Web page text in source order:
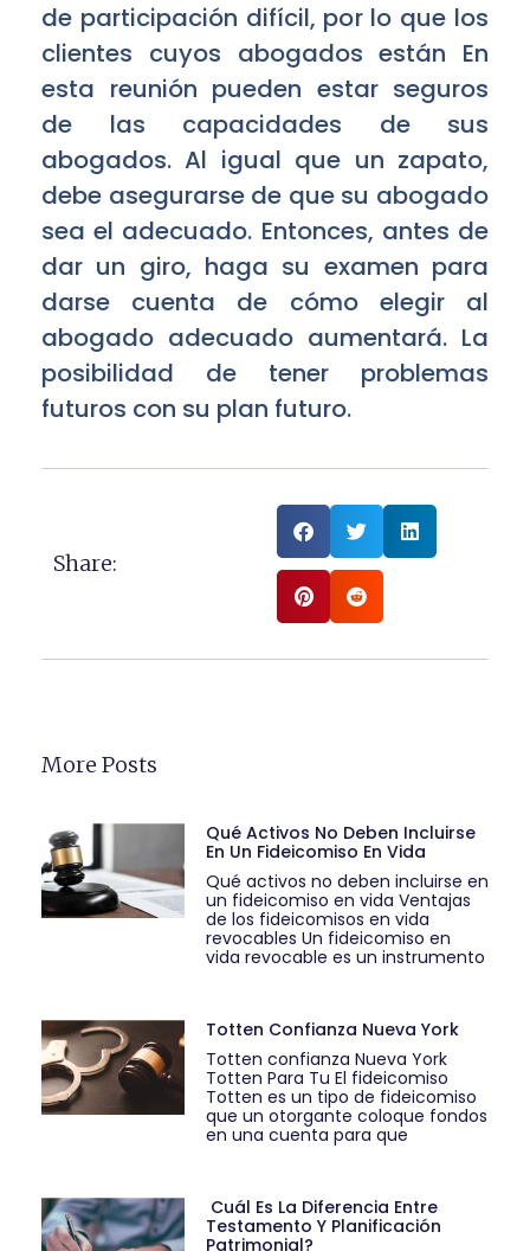
de participación difícil, por lo que los
clientes cuyos abogados están En
esta reunión pueden estar seguros
de las capacidades de sus
abogados. Al igual que un zapato,
debe asegurarse de que su abogado
sea el adecuado. Entonces, antes de
dar un giro, haga su examen para
darse cuenta de cómo elegir al
abogado adecuado aumentará. La
posibilidad de tener problemas
futuros con su plan futuro.
Share:
More Posts
Qué Activos No Deben Incluirse
En Un Fideicomiso En Vida
Qué activos no deben incluirse en
un fideicomiso en vida Ventajas
de los fideicomisos en vida
revocables Un fideicomiso en
vida revocable es un instrumento
Totten Confianza Nueva York
Totten confianza Nueva York
Totten Para Tu El fideicomiso
Totten es un tipo de fideicomiso
que un otorgante coloque fondos
en una cuenta para que
Cuál Es La Diferencia Entre
Testamento Y Planificación
Patrimonial?